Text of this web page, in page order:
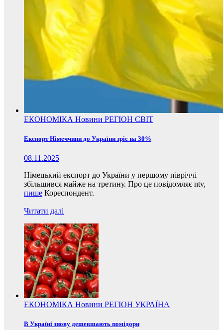
ЕКОНОМІКА Новини РЕГІОН СВІТ
Експорт Німеччини до України зріс на 30%
08.11.2025
Німецький експорт до України у першому півріччі
збільшився майже на третину. Про це повідомляє ntv,
пише Кореспондент.
Читати далі
ЕКОНОМІКА Новини РЕГІОН УКРАЇНА
В Україні знову дешевшають помідори